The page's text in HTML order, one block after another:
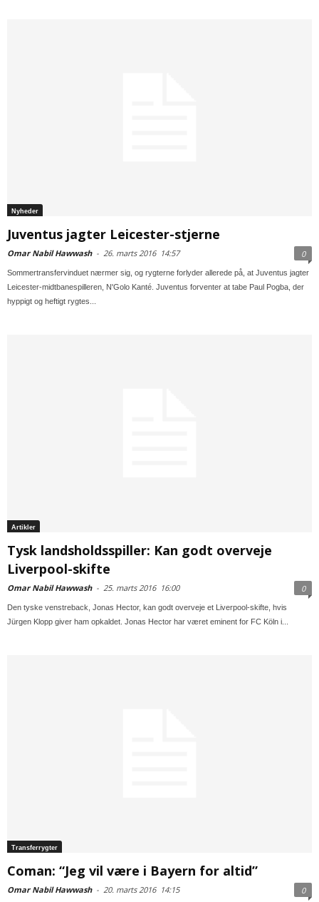
Nyheder
Juventus jagter Leicester-stjerne
Omar Nabil Hawwash - 26. marts 201614:57 0
Sommertransfervinduet nærmer sig, og rygterne forlyder allerede på, at Juventus jagter
Leicester-midtbanespilleren, N'Golo Kanté. Juventus forventer at tabe Paul Pogba, der
hyppigt og heftigt rygtes...
Artikler
Tysk landsholdsspiller: Kan godt overveje
Liverpool-skifte
Omar Nabil Hawwash - 25. marts 201616:00 0
Den tyske venstreback, Jonas Hector, kan godt overveje et Liverpool-skifte, hvis
Jürgen Klopp giver ham opkaldet. Jonas Hector har været eminent for FC Köln i...
Transferrygter
Coman: “Jeg vil være i Bayern for altid”
Omar Nabil Hawwash - 20. marts 201614:15 0